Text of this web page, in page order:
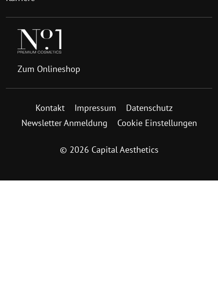
© 2026 Capital Aesthetics
Kontakt Impressum
Datenschutz
Newsletter Anmeldung
Cookie Einstellungen
Zum Onlineshop